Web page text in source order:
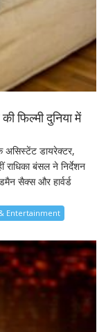
फिल्मी दुनिया में
असिस्टेंट डायरेक्टर,
बंसल ने निर्देशन
सैक्स और हार्वर्ड
Entertainment